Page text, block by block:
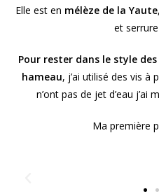
Elle est en mélèze de la Yaute
et
Pour rester dans le style
hameau, j’ai utilisé des vis à
n’ont pas de jet d’eau j’ai
Ma première